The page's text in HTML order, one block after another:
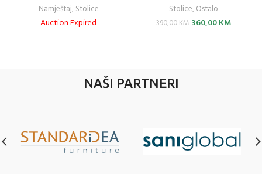
Namještaj,Stolice
Auction Expired
Stolice,Ostalo
390,00KM Original
360,00KMCurrent
NAŠI PARTNERI